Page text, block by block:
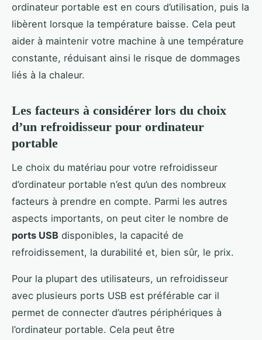
ordinateur portable est en cours d’utilisation, puis la
libèrent lorsque la température baisse. Cela peut
aider à maintenir votre machine à une température
constante, réduisant ainsi le risque de dommages
liés à la chaleur.
Les facteurs à considérer lors du choix
d’un refroidisseur pour ordinateur
portable
Le choix du matériau pour votre refroidisseur
d’ordinateur portable n’est qu’un des nombreux
facteurs à prendre en compte. Parmi les autres
aspects importants, on peut citer le nombre de
ports USB disponibles, la capacité de
refroidissement, la durabilité et, bien sûr, le prix.
Pour la plupart des utilisateurs, un refroidisseur
avec plusieurs ports USB est préférable car il
permet de connecter d’autres périphériques à
l’ordinateur portable. Cela peut être